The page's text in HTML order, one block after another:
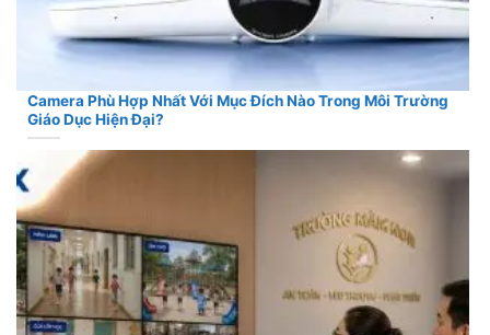
Camera Phù Hợp Nhất Với Mục Đích Nào Trong Môi Trường
Giáo Dục Hiện Đại?